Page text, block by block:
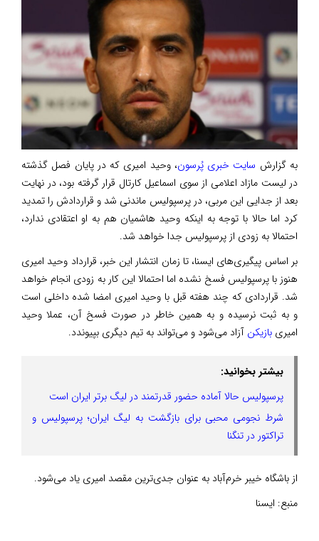
به گزارش سایت خبری پُرسون، وحید امیری که در پایان فصل گذشته
در لیست مازاد اعلامی از سوی اسماعیل کارتال قرار گرفته بود، در نهایت
بعد از جدایی این مربی، در پرسپولیس ماندنی شد و قراردادش را تمدید
کرد اما حالا با توجه به اینکه وحید هاشمیان هم به او اعتقادی ندارد،
احتمالا به زودی از پرسپولیس جدا خواهد شد.
بر اساس پیگیری‌های ایسنا، تا زمان انتشار این خبر، قرارداد وحید امیری
هنوز با پرسپولیس فسخ نشده اما احتمالا این کار به زودی انجام خواهد
شد. قراردادی که چند هفته قبل با وحید امیری امضا شده داخلی است
و به ثبت نرسیده و به همین خاطر در صورت فسخ آن، عملا وحید
امیری بازیکن آزاد می‌شود و می‌تواند به تیم دیگری بپیوندد.
بیشتر بخوانید:
پرسپولیس حالا آماده حضور قدرتمند در لیگ برتر ایران است
شرط نجومی محبی برای بازگشت به لیگ ایران؛ پرسپولیس و
تراکتور در تنگنا
از باشگاه خیبر خرم‌آباد به عنوان جدی‌ترین مقصد امیری یاد می‌شود.
منبع: ایسنا